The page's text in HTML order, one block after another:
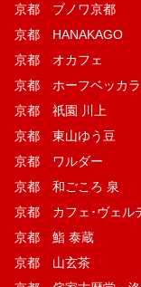
京都 ブノワ京都
京都 HANAKAGO
京都 オカフェ
京都 ホーフベッカラ
京都 祇園 川上
京都 東山ゆう豆
京都 ワルダー
京都 和ごころ 泉
京都 カフェ･ヴェル
京都 鮨 泰蔵
京都 山玄茶